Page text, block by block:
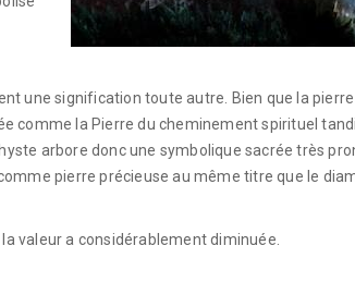
une signification toute autre. Bien que la
comme la Pierre du cheminement spirituel
arbore donc une symbolique sacrée très
pierre précieuse au même titre que le
valeur a considérablement diminuée.